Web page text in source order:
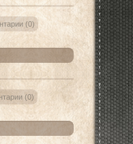
(0)
(0)